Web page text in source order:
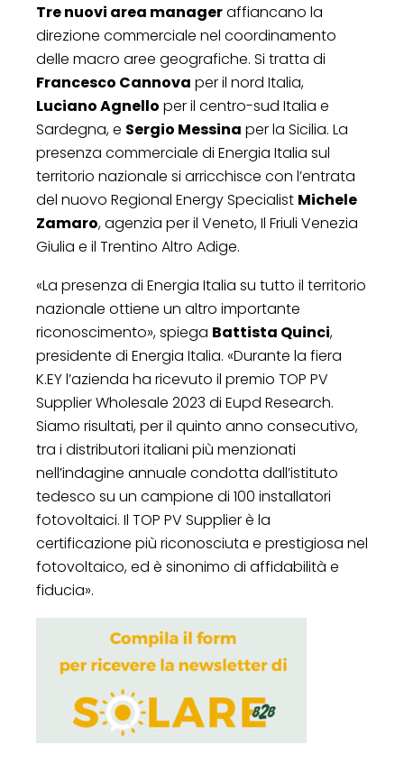
Tre nuovi area manageraffiancano la
direzione commerciale nel coordinamento
delle macro aree geografiche. Si tratta di
Francesco Cannova per il nord Italia,
Luciano Agnello per il centro-sud Italia e
Sardegna, e Sergio Messina per la Sicilia. La
presenza commerciale di Energia Italia sul
territorio nazionale si arricchisce con l’entrata
del nuovo Regional Energy Specialist Michele
Zamaro, agenzia per il Veneto, Il Friuli Venezia
Giulia e il Trentino Altro Adige.
«La presenza di Energia Italia su tutto il territorio
nazionale ottiene un altro importante
riconoscimento», spiega Battista Quinci,
presidente di Energia Italia. «Durante la fiera
K.EY l’azienda ha ricevuto il premio TOP PV
Supplier Wholesale 2023 di Eupd Research.
Siamo risultati, per il quinto anno consecutivo,
tra i distributori italiani più menzionati
nell’indagine annuale condotta dall’istituto
tedesco su un campione di 100 installatori
fotovoltaici. Il TOP PV Supplier è la
certificazione più riconosciuta e prestigiosa nel
fotovoltaico, ed è sinonimo di affidabilità e
fiducia».